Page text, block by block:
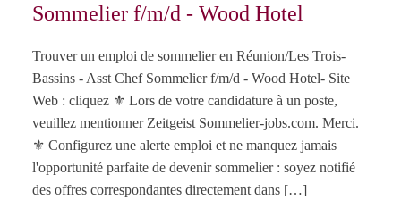
Sommelier f/m/d - Wood Hotel
Trouver un emploi de sommelier en Réunion/Les Trois-
Bassins - Asst Chef Sommelier f/m/d - Wood Hotel- Site
Web : cliquez ⚜️ Lors de votre candidature à un poste,
veuillez mentionner Zeitgeist Sommelier-jobs.com. Merci.
⚜️ Configurez une alerte emploi et ne manquez jamais
l'opportunité parfaite de devenir sommelier : soyez notifié
des offres correspondantes directement dans […]